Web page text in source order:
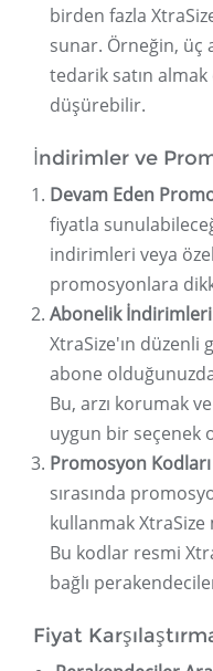
birden fazla
sunar. Örneğin, üç
tedarik satın almak
düşürebilir.
İndirimler ve
Devam Eden
fiyatla
indirimleri veya
promosyonlara
Abonelik
XtraSize'ın
abone
Bu, arzı korumak
uygun bir seçenek
Promosyon
sırasında
kullanmak
Bu kodlar resmi
bağlı
Fiyat